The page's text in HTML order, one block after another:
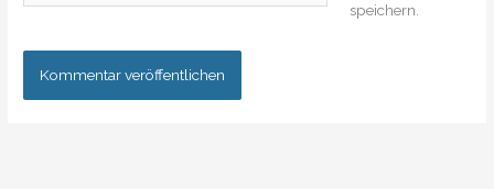
speichern.